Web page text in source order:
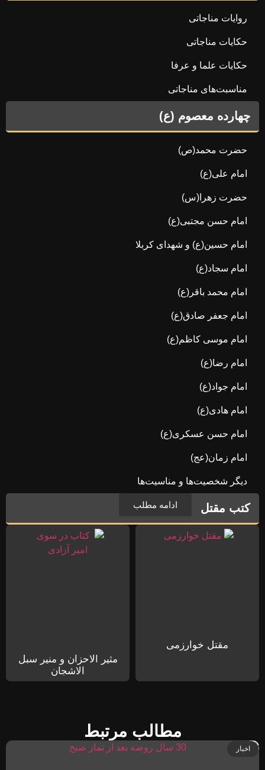
روایات مناجاتی
حکایات مناجاتی
حکایات علما و عرفا
مناسبت‌های مناجاتی
چهارده معصوم (ع)
حضرت محمد(ص)
امام علی(ع)
حضرت زهرا(س)
امام حسن مجتبی(ع)
امام حسین(ع) و شهدای کربلا
امام سجاد(ع)
امام محمد باقر(ع)
امام جعفر صادق(ع)
امام موسی کاظم(ع)
امام رضا(ع)
امام جواد(ع)
امام هادی(ع)
امام حسن عسکری(ع)
امام زمان(عج)
دیگر شخصیت‌ها و مناسیت‌ها
کتب مقتل ادامه مطلب
مقتل خوارزمی
مثیر الاحزان و منیر سبل
الاشجان
مطالب مرتبط
اخبار